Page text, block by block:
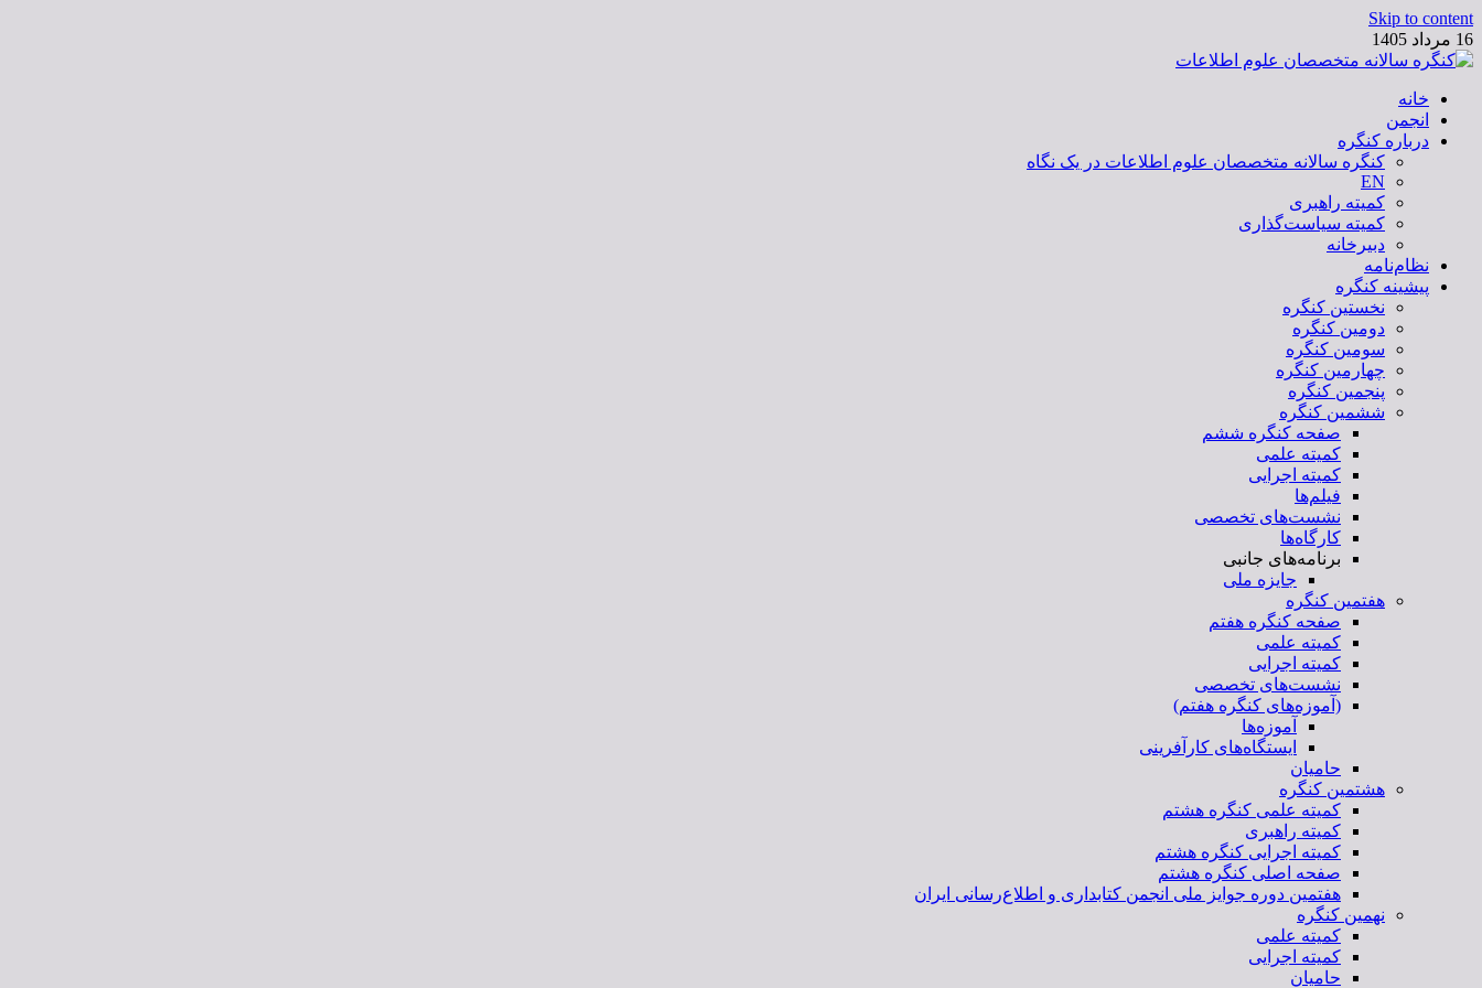
Skip to content
16 مرداد 1405
کنگره سالانه متخصصان علوم اطلاعات
خانه
انجمن
درباره کنگره
کنگره سالانه متخصصان علوم اطلاعات در یک نگاه
EN
کمیته راهبری
کمیته سیاست‌گذاری
دبیرخانه
نظام‌نامه
پیشینه کنگره
نخستین کنگره
دومین کنگره
سومین کنگره
چهارمین کنگره
پنجمین کنگره
ششمین کنگره
صفحه کنگره ششم
کمیته علمی
کمیته اجرایی
فیلم‌ها
نشست‌های تخصصی
کارگاه‌ها
برنامه‌های جانبی
جایزه ملی
هفتمین کنگره
صفحه کنگره هفتم
کمیته علمی
کمیته اجرایی
نشست‌های تخصصی
(آموزه‌های کنگره هفتم)
آموزه‌ها
ایستگاه‌های کارآفرینی
حامیان
هشتمین کنگره
کمیته علمی کنگره هشتم
کمیته راهبری
کمیته اجرایی کنگره هشتم
صفحه اصلی کنگره هشتم
هفتمین دوره جوایز ملی انجمن کتابداری و اطلاع‌رسانی ایران
نهمین کنگره
کمیته علمی
کمیته اجرایی
حامیان